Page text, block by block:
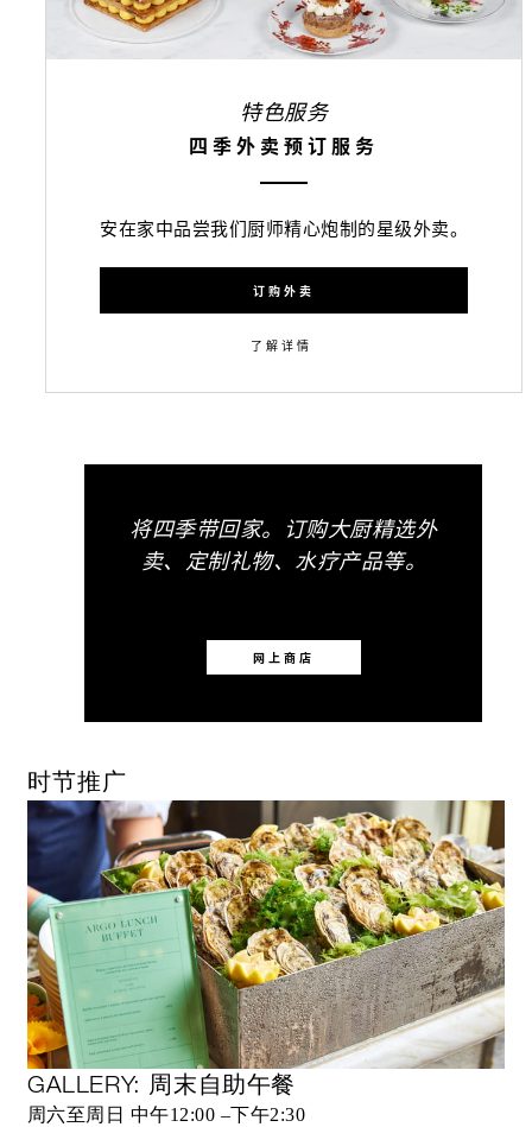
特色服务
四季外卖预订服务
安在家中品尝我们厨师精心炮制的星级外卖。
订购外卖
了解详情
将四季带回家。订购大厨精选外
卖、定制礼物、水疗产品等。
网上商店
时节推广
GALLERY: 周末自助午餐
周六至周日 中午12:00 –下午2:30